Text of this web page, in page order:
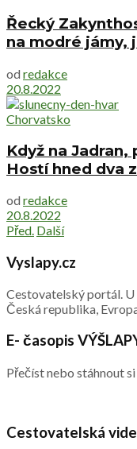
Řecký
na modré jámy,
od redakce
20.8.2022
Chorvatsko
Když na
Hostí hned dva
od redakce
20.8.2022
Před. Další
Vyslapy.cz
Cestovatelský portál. U
Česká republika,
E- časopis
Přečíst nebo stáhnout
Cestovatelská